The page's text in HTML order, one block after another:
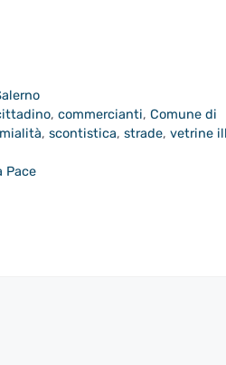
,commercianti,Comune di
, scontistica, strade, vetrine
Pace